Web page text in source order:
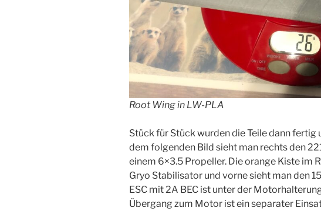
Root Wing in LW-PLA
Stück für Stück wurden die Teile dann
dem folgenden Bild sieht man rechts den
einem 6×3.5 Propeller. Die orange Kiste im
Gryo Stabilisator und vorne sieht man den
ESC mit 2A BEC ist unter der
Übergang zum Motor ist ein separater